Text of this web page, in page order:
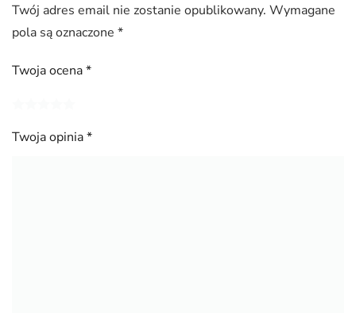
Twój adres email nie zostanie opublikowany. Wymagane
pola są oznaczone *
Twoja ocena*
Twoja opinia*